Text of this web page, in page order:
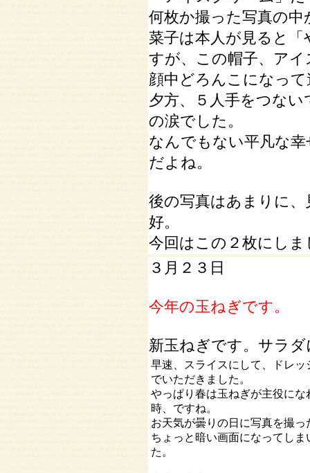
何枚か撮った写真の中
菜子は本人が見ると
すが、この帽子、ア
顔中どろんこになっ
夕方、５人手をつな
の涙でした。
なんでもない平凡な
だよね。
後の写真はあまりに
好。
今回はこの２枚にしま
３月２３日
今年の玉ねぎです。
新玉ねぎです。サラ
早速、スライスにして、ドレッ
でいただきました。
やっぱり春は玉ねぎが主役にな
時、ですね。
お天気が曇りの日に写真を撮っ
ちょっと暗い画面になってしま
た。